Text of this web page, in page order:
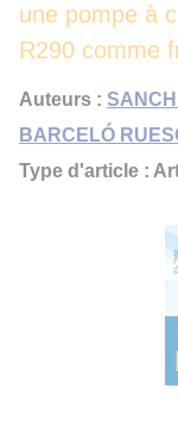
une pompe à
R290 comme
Auteurs :
BARCELÓ
Type d'article :